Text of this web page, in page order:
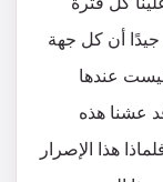
جيدًا أن كل جهة
عندها
عشنا هذه
هذا الإصرار